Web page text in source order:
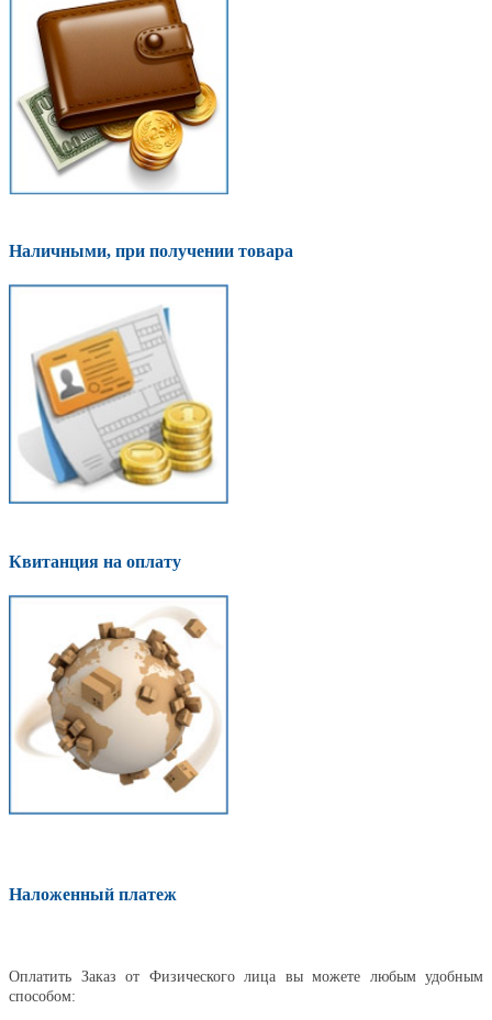
Наличными, при получении товара
Квитанция на оплату
Наложенный платеж
Оплатить Заказ от Физического лица вы можете любым удобным
способом: